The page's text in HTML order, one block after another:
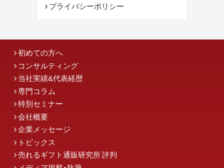
プライバシーポリシー
初めての方へ
コンサルティング
当社実績&代表経歴
専門コラム
特別セミナー
会社概要
企業メッセージ
トピックス
売れるギフト通販研究所 評判